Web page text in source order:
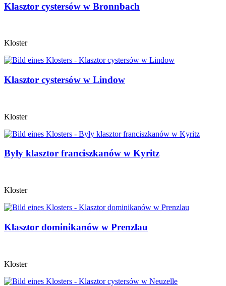
Klasztor cystersów w Bronnbach
Kloster
Klasztor cystersów w Lindow
Kloster
Były klasztor franciszkanów w Kyritz
Kloster
Klasztor dominikanów w Prenzlau
Kloster